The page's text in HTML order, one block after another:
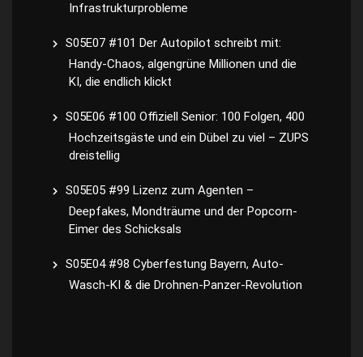
Infrastrukturprobleme
S05E07 #101 Der Autopilot schreibt mit:
Handy-Chaos, algengrüne Millionen und die
KI, die endlich klickt
S05E06 #100 Offiziell Senior: 100 Folgen, 400
Hochzeitsgäste und ein Dübel zu viel – ZUPS
dreistellig
S05E05 #99 Lizenz zum Agenten –
Deepfakes, Mondträume und der Popcorn-
Eimer des Schicksals
S05E04 #98 Cyberfestung Bayern, Auto-
Wasch-KI & die Drohnen-Panzer-Revolution